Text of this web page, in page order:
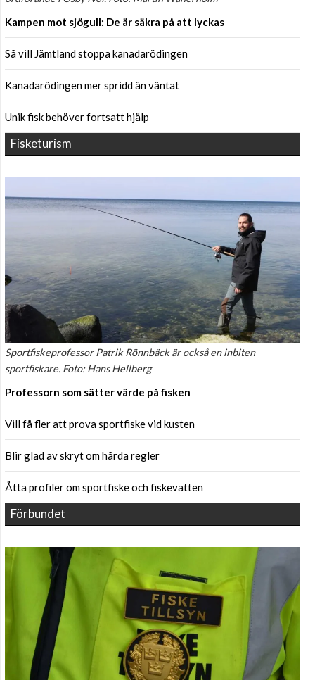
Kampen mot sjögull: De är säkra på att lyckas
Så vill Jämtland stoppa kanadarödingen
Kanadarödingen mer spridd än väntat
Unik fisk behöver fortsatt hjälp
Fisketurism
Sportfiskeprofessor Patrik Rönnbäck är också en inbiten
sportfiskare. Foto: Hans Hellberg
Professorn som sätter värde på fisken
Vill få fler att prova sportfiske vid kusten
Blir glad av skryt om hårda regler
Åtta profiler om sportfiske och fiskevatten
Förbundet